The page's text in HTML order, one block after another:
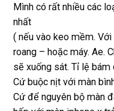
Mình có rất nhiều các
nhất
( nếu vào keo mềm.
roang – hoặc máy. Ae.
sẽ xuống sát. Tỉ lệ
Cứ buộc nịt với màn
Cứ để nguyên bộ màn